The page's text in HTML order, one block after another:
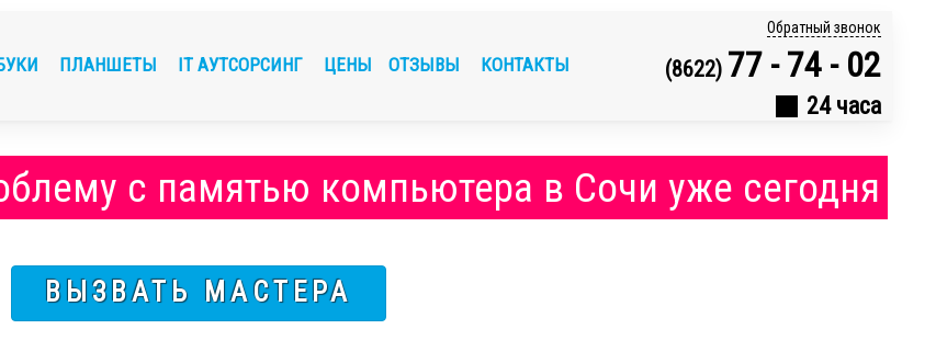
Обратный звонок
(8622) 77 - 74 - 02
24 часа
ПЛАНШЕТЫ IT АУТСОРСИНГ ЦЕНЫ ОТЗЫВЫ КОНТАКТЫ
с памятью компьютера в Сочи уже сегодня
ВЫЗВАТЬ МАСТЕРА